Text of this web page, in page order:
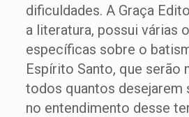
dificuldades. A Graça
a literatura, possui várias
específicas sobre o
Espírito Santo, que serão
todos quantos desejarem
no entendimento desse